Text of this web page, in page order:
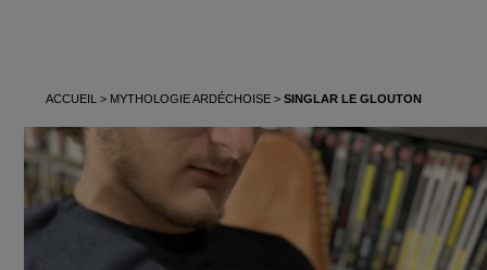
ACCUEIL MYTHOLOGIE ARDÉCHOISE SINGLAR LE GLOUTON